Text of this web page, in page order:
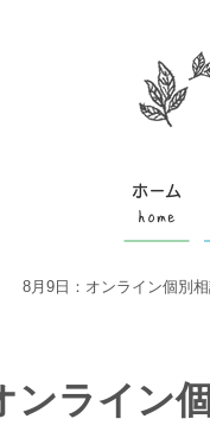
8月9日：オンライン個別
ンライン